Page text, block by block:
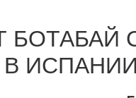
ИСПАНИИ